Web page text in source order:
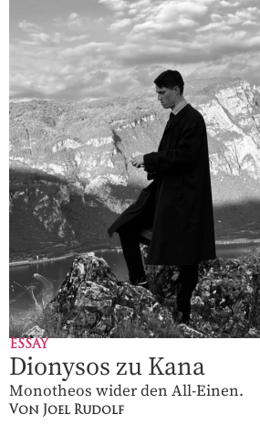
ESSAY
Dionysos zu Kana
Monotheos wider den All-Einen.
Von Joel Rudolf